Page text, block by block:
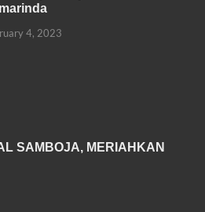
4, 2023
SAMBOJA, MERIAHKAN